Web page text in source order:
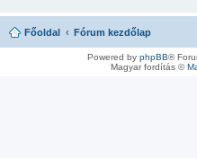
Főoldal Fórum kezdőlap
Powered by phpBB®
Magyar fordítás ©